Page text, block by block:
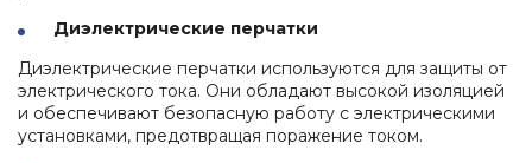
Диэлектрические перчатки
Диэлектрические перчатки используются для защиты от
электрического тока. Они обладают высокой изоляцией
и обеспечивают безопасную работу с электрическими
установками, предотвращая поражение током.